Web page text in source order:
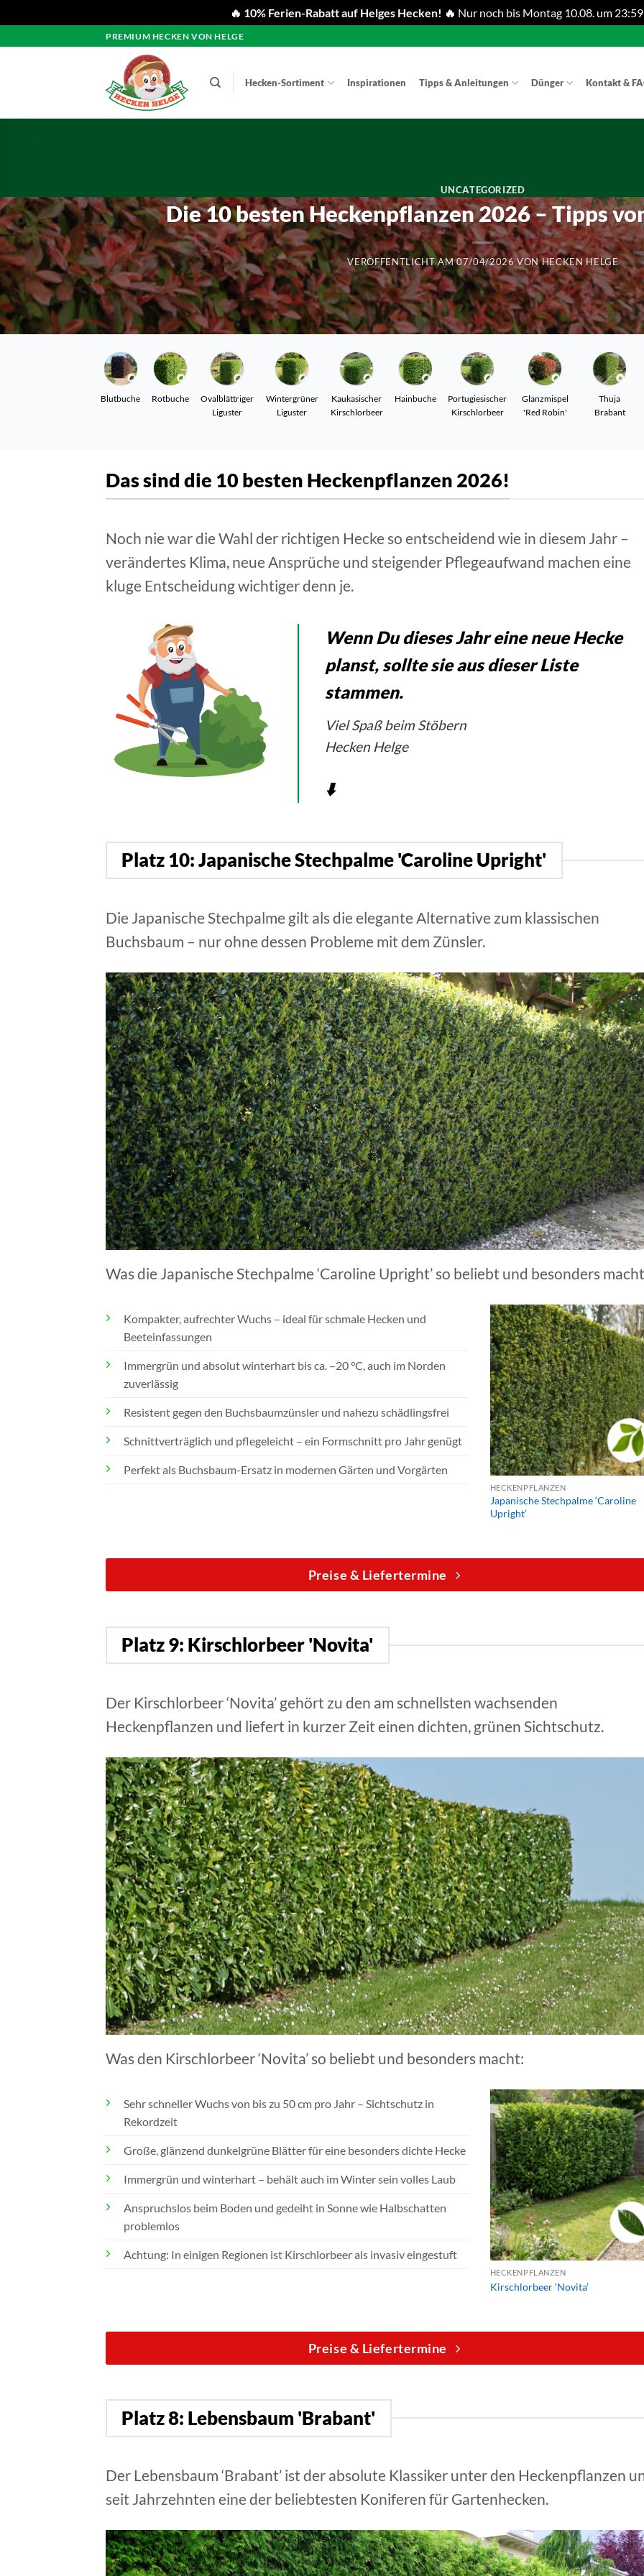
🔥 10% Ferien-Rabatt auf Helges Hecken! 🔥 Nur noch bis Montag 10.08. um
Inhalt
PREMIUM HECKEN VON HELGE
Hecken-Sortiment Inspirationen Tipps & Anleitungen Dünger Kontakt &
UNCATEGORIZED
Die 10 besten Heckenpflanzen 2026 – Tipps
VERÖFFENTLICHT AM07/04/2026 VONHECKEN HELGE
Blutbuche Rotbuche
Ovalblättriger
Liguster
Wintergrüner
Liguster
Kaukasischer
Kirschlorbeer
Hainbuche
Portugiesischer
Kirschlorbeer
Glanzmispel
'Red Robin'
Thuja
Brabant
Das sind die 10 besten Heckenpflanzen 2026!
Noch nie war die Wahl der richtigen Hecke so entscheidend wie in diesem Jahr –
verändertes Klima, neue Ansprüche und steigender Pflegeaufwand machen eine
kluge Entscheidung wichtiger denn je.
Wenn Du dieses Jahr eine neue Hecke
planst, sollte sie aus dieser Liste
stammen.
Viel Spaß beim Stöbern
Hecken Helge
⬇️
Platz 10: Japanische Stechpalme 'Caroline Upright'
Die Japanische Stechpalme gilt als die elegante Alternative zum klassischen
Buchsbaum – nur ohne dessen Probleme mit dem Zünsler.
Was die Japanische Stechpalme ‘Caroline Upright’ so beliebt und besonders
Kompakter, aufrechter Wuchs – ideal für schmale Hecken und
Beeteinfassungen
Immergrün und absolut winterhart bis ca. –20 °C, auch im Norden
zuverlässig
Resistent gegen den Buchsbaumzünsler und nahezu schädlingsfrei
Schnittverträglich und pflegeleicht – ein Formschnitt pro Jahr genügt
Perfekt als Buchsbaum-Ersatz in modernen Gärten und Vorgärten
HECKENPFLANZEN
Japanische Stechpalme ‘Caroline
Upright’
Preise & Liefertermine
Platz 9: Kirschlorbeer 'Novita'
Der Kirschlorbeer ‘Novita’ gehört zu den am schnellsten wachsenden
Heckenpflanzen und liefert in kurzer Zeit einen dichten, grünen Sichtschutz.
Was den Kirschlorbeer ‘Novita’ so beliebt und besonders macht:
Sehr schneller Wuchs von bis zu 50 cm pro Jahr – Sichtschutz in
Rekordzeit
Große, glänzend dunkelgrüne Blätter für eine besonders dichte Hecke
Immergrün und winterhart – behält auch im Winter sein volles Laub
Anspruchslos beim Boden und gedeiht in Sonne wie Halbschatten
problemlos
Achtung: In einigen Regionen ist Kirschlorbeer als invasiv eingestuft
HECKENPFLANZEN
Kirschlorbeer ‘Novita’
Preise & Liefertermine
Platz 8: Lebensbaum 'Brabant'
Der Lebensbaum ‘Brabant’ ist der absolute Klassiker unter den Heckenpflanzen
seit Jahrzehnten eine der beliebtesten Koniferen für Gartenhecken.